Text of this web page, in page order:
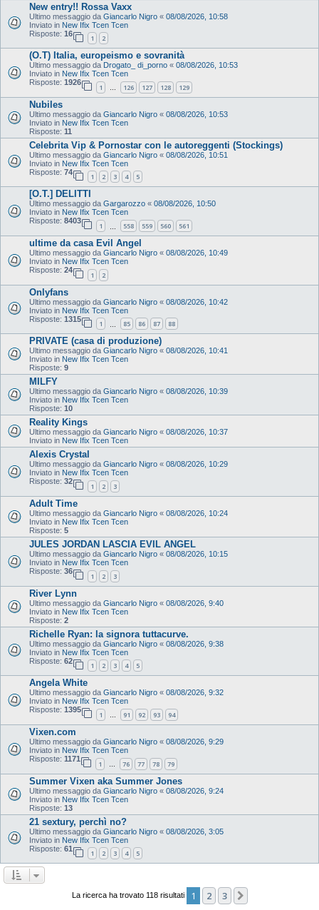
New entry!! Rossa Vaxx
Ultimo messaggio da Giancarlo Nigro « 08/08/2026, 10:58
Inviato in New Ifix Tcen Tcen
Risposte: 16
1 2
(O.T) Italia, europeismo e sovranità
Ultimo messaggio da Drogato_ di_porno « 08/08/2026, 10:53
Inviato in New Ifix Tcen Tcen
Risposte: 1926
1 … 126 127 128 129
Nubiles
Ultimo messaggio da Giancarlo Nigro « 08/08/2026, 10:53
Inviato in New Ifix Tcen Tcen
Risposte: 11
Celebrita Vip & Pornostar con le autoreggenti (Stockings)
Ultimo messaggio da Giancarlo Nigro « 08/08/2026, 10:51
Inviato in New Ifix Tcen Tcen
Risposte: 74
1 2 3 4 5
[O.T.] DELITTI
Ultimo messaggio da Gargarozzo « 08/08/2026, 10:50
Inviato in New Ifix Tcen Tcen
Risposte: 8403
1 558 559 560 561
ultime da casa Evil Angel
Ultimo messaggio da Giancarlo Nigro « 08/08/2026, 10:49
Inviato in New Ifix Tcen Tcen
Risposte: 24
1 2
Onlyfans
Ultimo messaggio da Giancarlo Nigro « 08/08/2026, 10:42
Inviato in New Ifix Tcen Tcen
Risposte: 1315
1 85 86 87 88
PRIVATE (casa di produzione)
Ultimo messaggio da Giancarlo Nigro « 08/08/2026, 10:41
Inviato in New Ifix Tcen Tcen
Risposte: 9
MILFY
Ultimo messaggio da Giancarlo Nigro « 08/08/2026, 10:39
Inviato in New Ifix Tcen Tcen
Risposte: 10
Reality Kings
Ultimo messaggio da Giancarlo Nigro « 08/08/2026, 10:37
Inviato in New Ifix Tcen Tcen
Alexis Crystal
Ultimo messaggio da Giancarlo Nigro « 08/08/2026, 10:29
Inviato in New Ifix Tcen Tcen
Risposte: 32
1 2 3
Adult Time
Ultimo messaggio da Giancarlo Nigro « 08/08/2026, 10:24
Inviato in New Ifix Tcen Tcen
Risposte: 5
JULES JORDAN LASCIA EVIL ANGEL
Ultimo messaggio da Giancarlo Nigro « 08/08/2026, 10:15
Inviato in New Ifix Tcen Tcen
Risposte: 36
1 2 3
River Lynn
Ultimo messaggio da Giancarlo Nigro « 08/08/2026, 9:40
Inviato in New Ifix Tcen Tcen
Risposte: 2
Richelle Ryan: la signora tuttacurve.
Ultimo messaggio da Giancarlo Nigro « 08/08/2026, 9:38
Inviato in New Ifix Tcen Tcen
Risposte: 62
1 2 3 4 5
Angela White
Ultimo messaggio da Giancarlo Nigro « 08/08/2026, 9:32
Inviato in New Ifix Tcen Tcen
Risposte: 1395
1 … 91 92 93 94
Vixen.com
Ultimo messaggio da Giancarlo Nigro « 08/08/2026, 9:29
Inviato in New Ifix Tcen Tcen
Risposte: 1171
1 … 76 77 78 79
Summer Vixen aka Summer Jones
Ultimo messaggio da Giancarlo Nigro « 08/08/2026, 9:24
Inviato in New Ifix Tcen Tcen
Risposte: 13
21 sextury, perchì no?
Ultimo messaggio da Giancarlo Nigro « 08/08/2026, 3:05
Inviato in New Ifix Tcen Tcen
Risposte: 61
1 2 3 4 5
La ricerca ha trovato 118 risultati 1 2 3